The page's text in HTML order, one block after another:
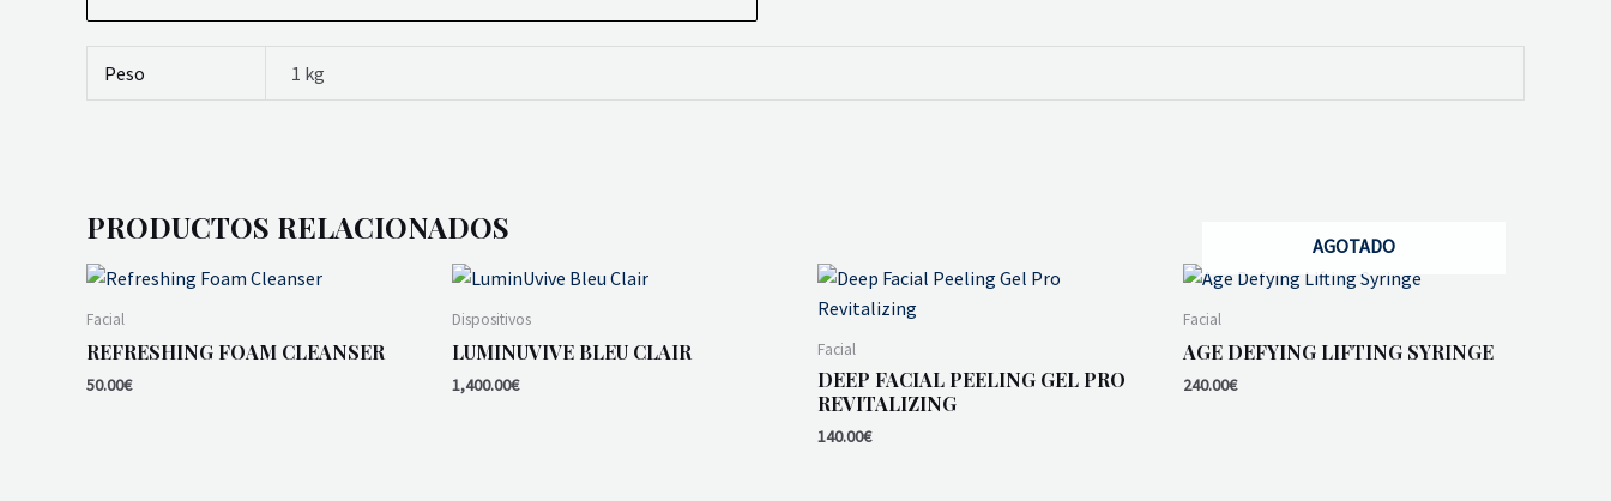
Peso 1 kg
PRODUCTOS RELACIONADOS
Facial
REFRESHING FOAM CLEANSER
50.00€
Dispositivos
LUMINUVIVE BLEU CLAIR
1,400.00€
Facial
DEEP FACIAL PEELING GEL PRO
REVITALIZING
140.00€
AGOTADO
Facial
AGE DEFYING LIFTING SYRINGE
240.00€